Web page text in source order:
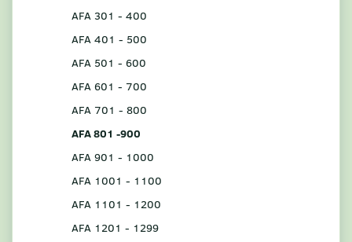
AFA 301 - 400
AFA 401 - 500
AFA 501 - 600
AFA 601 - 700
AFA 701 - 800
AFA 801 -900
AFA 901 - 1000
AFA 1001 - 1100
AFA 1101 - 1200
AFA 1201 - 1299